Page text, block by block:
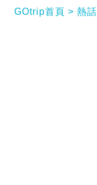
GOtrip首頁 熱話